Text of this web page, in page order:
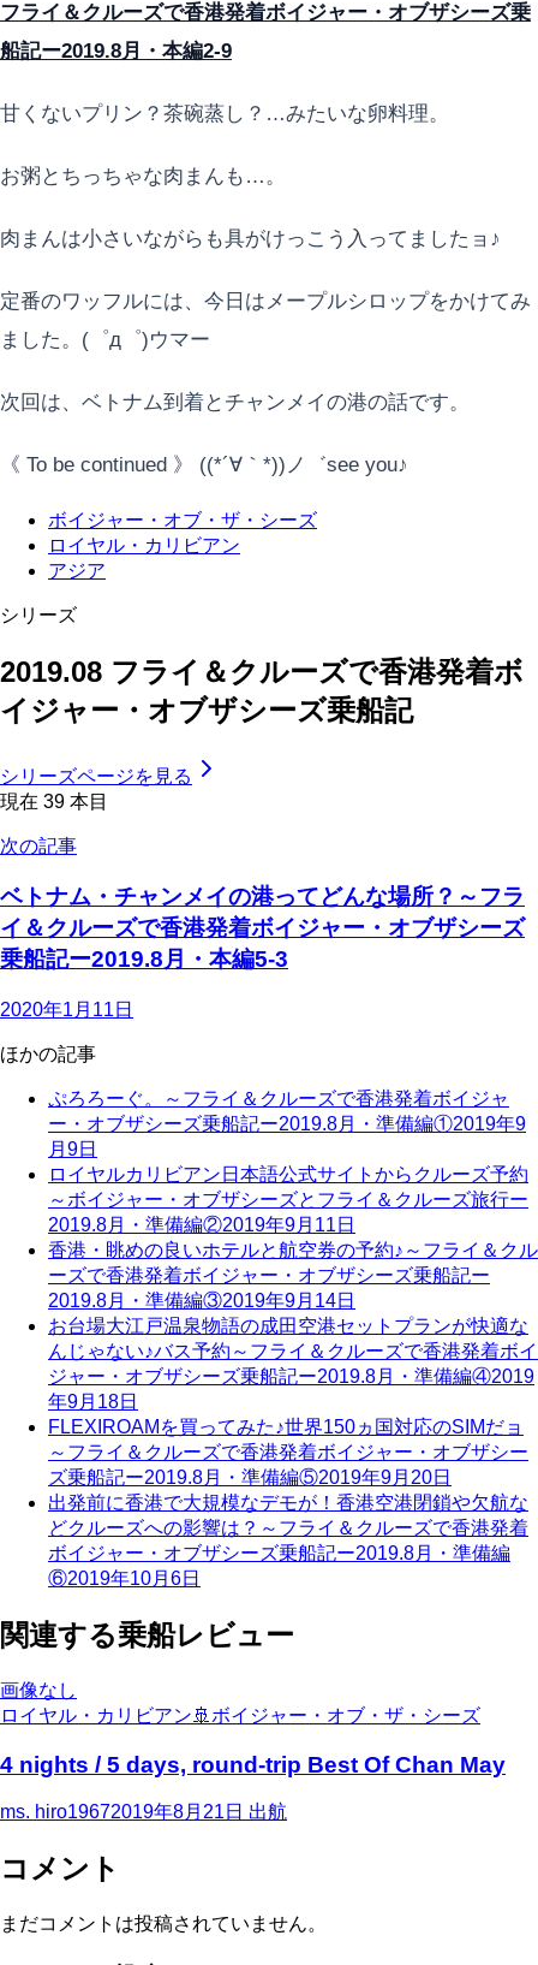
フライ＆クルーズで香港発着ボイジャー・オブザシーズ乗
船記ー2019.8月・本編2-9
甘くないプリン？茶碗蒸し？…みたいな卵料理。
お粥とちっちゃな肉まんも…。
肉まんは小さいながらも具がけっこう入ってましたョ♪
定番のワッフルには、今日はメープルシロップをかけてみ
ました。(゜д゜)ウマー
次回は、ベトナム到着とチャンメイの港の話です。
《 To be continued 》 ((*´∀｀*))ノ゛see you♪
ボイジャー・オブ・ザ・シーズ
ロイヤル・カリビアン
アジア
シリーズ
2019.08 フライ＆クルーズで香港発着ボ
イジャー・オブザシーズ乗船記
シリーズページを見る
現在 39 本目
次の記事
ベトナム・チャンメイの港ってどんな場所？～フラ
イ＆クルーズで香港発着ボイジャー・オブザシーズ
乗船記ー2019.8月・本編5-3
2020年1月11日
ほかの記事
ぷろろーぐ。～フライ＆クルーズで香港発着ボイジャ
ー・オブザシーズ乗船記ー2019.8月・準備編①2019年9
月9日
ロイヤルカリビアン日本語公式サイトからクルーズ予約
～ボイジャー・オブザシーズとフライ＆クルーズ旅行ー
2019.8月・準備編②2019年9月11日
香港・眺めの良いホテルと航空券の予約♪～フライ＆クル
ーズで香港発着ボイジャー・オブザシーズ乗船記ー
2019.8月・準備編③2019年9月14日
お台場大江戸温泉物語の成田空港セットプランが快適な
んじゃない♪バス予約～フライ＆クルーズで香港発着ボイ
ジャー・オブザシーズ乗船記ー2019.8月・準備編④2019
年9月18日
FLEXIROAMを買ってみた♪世界150ヵ国対応のSIMだョ
～フライ＆クルーズで香港発着ボイジャー・オブザシー
ズ乗船記ー2019.8月・準備編⑤2019年9月20日
出発前に香港で大規模なデモが！香港空港閉鎖や欠航な
どクルーズへの影響は？～フライ＆クルーズで香港発着
ボイジャー・オブザシーズ乗船記ー2019.8月・準備編
⑥2019年10月6日
関連する乗船レビュー
画像なし
ロイヤル・カリビアン 🚢 ボイジャー・オブ・ザ・シーズ
4 nights / 5 days, round-trip Best Of Chan May
ms. hiro19672019年8月21日 出航
コメント
まだコメントは投稿されていません。